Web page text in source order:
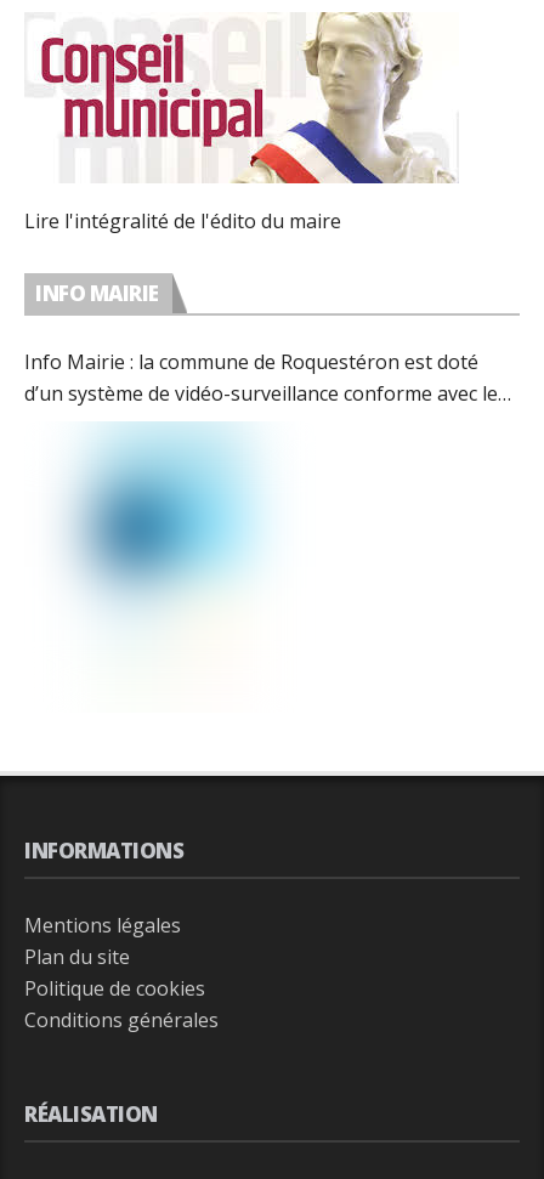
Lire l'intégralité de l'édito du maire
INFO MAIRIE
Info Mairie : la commune de Roquestéron est doté
d’un système de vidéo-surveillance conforme avec les
préconisations de la CNIL.
INFORMATIONS
Mentions légales
Plan du site
Politique de cookies
Conditions générales
RÉALISATION